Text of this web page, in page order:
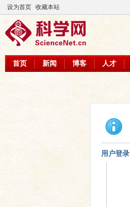
设为首页 收藏本站
首页 新闻 博客 人才
用户登录